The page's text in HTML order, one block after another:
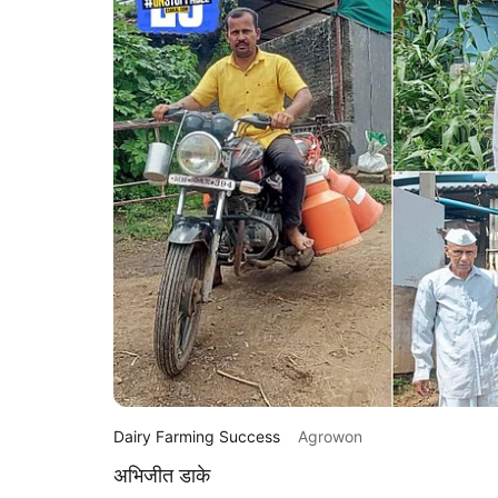
Dairy Farming Success Agrowon
अभिजीत डाके